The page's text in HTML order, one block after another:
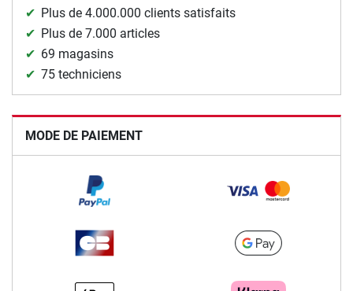
Plus de 4.000.000 clients satisfaits
Plus de 7.000 articles
69 magasins
75 techniciens
MODE DE PAIEMENT